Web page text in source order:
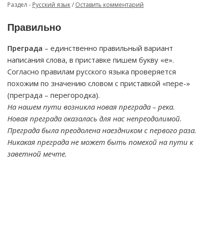
Раздел - Русский язык/ Оставить комментарий
Правильно
Преграда – единственно правильный вариант
написания слова, в приставке пишем букву «е».
Согласно правилам русского языка проверяется
похожим по значению словом с приставкой «пере-»
(преграда – перегородка).
На нашем пути возникла новая преграда – река.
Новая преграда оказалась для нас непреодолимой.
Преграда была преодолена наездником с первого раза.
Никакая преграда не может быть помехой на пути к
заветной мечте.